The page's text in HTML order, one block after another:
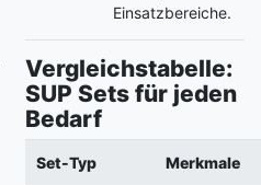
Einsatzbereiche.
Vergleichstabelle:
SUP Sets für jeden
Bedarf
Set-Typ Merkmale